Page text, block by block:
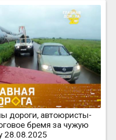
дороги, автоюристы-
бремя за чужую
28.08.2025